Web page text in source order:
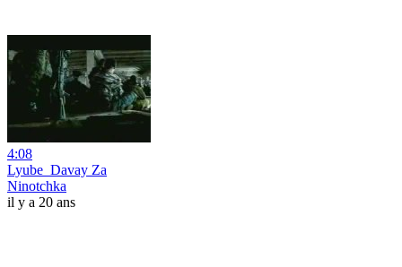
4:08
Lyube_Davay Za
Ninotchka
il y a 20 ans